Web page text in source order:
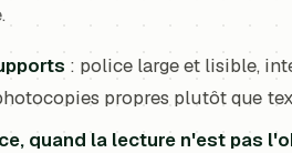
: police large et lisible,
propres plutôt que
quand la lecture n'est pas